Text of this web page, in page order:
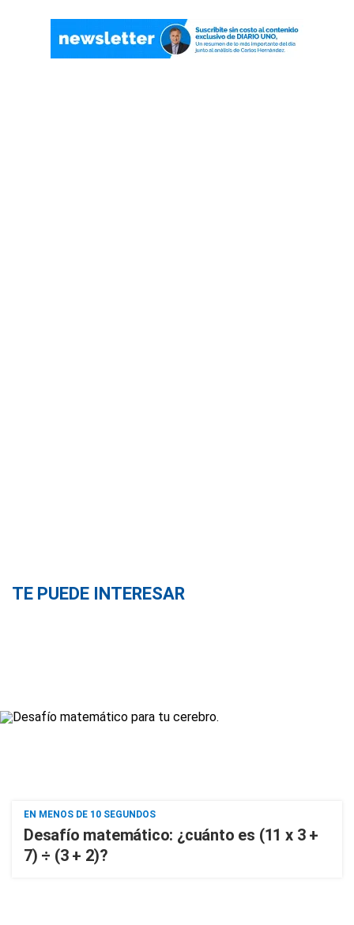
TE PUEDE INTERESAR
EN MENOS DE 10 SEGUNDOS
Desafío matemático: ¿cuánto es (11 x 3 +
7) ÷ (3 + 2)?